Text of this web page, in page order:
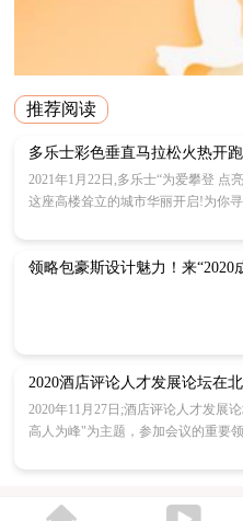
推荐阅读
多乐士彩色垂直马拉松火热开
2021年1月22日,多乐士“为爱攀登 点
这座高楼耸立的城市华丽开启!为你
领略包豪斯设计魅力！来“2020
2020酒店评论人才发展论坛在
2020年11月27日;酒店评论人才发展
高人为峰"为主题，参加会议的重要